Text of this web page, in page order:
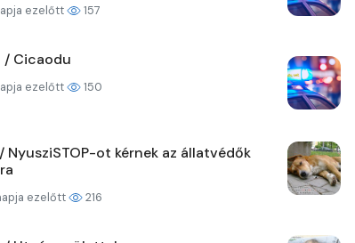
ezelőtt 157
/ Cicaodu
ezelőtt 150
NyusziSTOP-ot kérnek az állatvédők
ezelőtt 216